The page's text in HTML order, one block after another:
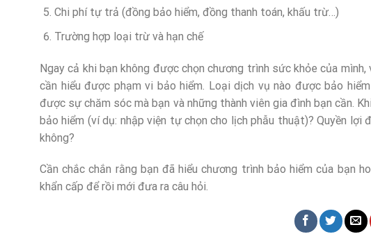
Chi phí tự trả (đồng bảo hiểm, đồng thanh toán, khấu trừ…)
Trường hợp loại trừ và hạn chế
Ngay cả khi bạn không được chọn chương trình sức khỏe của
cần hiểu được phạm vi bảo hiểm. Loại dịch vụ nào được bảo
được sự chăm sóc mà bạn và những thành viên gia đình bạn cần.
bảo hiểm (ví dụ: nhập viện tự chọn cho lịch phẫu thuật)? Quyền
không?
Cần chắc chắn rằng bạn đã hiểu chương trình bảo hiểm của
khẩn cấp để rồi mới đưa ra câu hỏi.